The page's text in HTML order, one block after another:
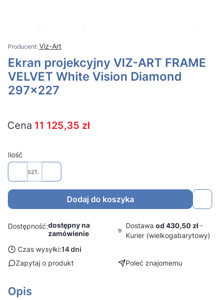
Viz-Art
Ekran projekcyjny VIZ-ART FRAME
VELVET White Vision Diamond
297x227
Cena 11 125,35 zł
Ilość
szt.
Dodaj do koszyka
Dostępność:dostępny na
zamówienie
Dostawaod 430,50 zł -
Kurier (wielkogabarytowy)
Czas wysyłki:14 dni
Zapytaj o produkt
Poleć znajomemu
Opis